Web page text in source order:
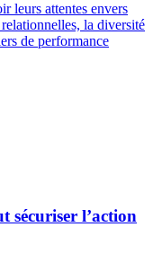
leurs attentes envers
la diversité
de performance
sécuriser l’action